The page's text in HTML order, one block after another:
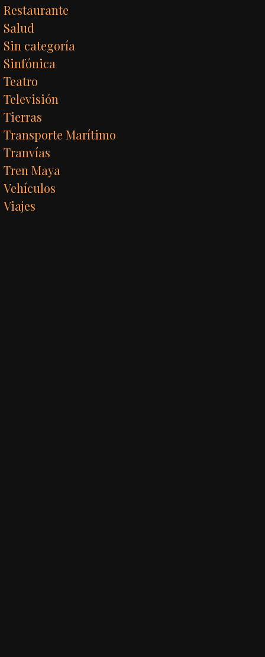
Restaurante
Salud
Sin categoría
Sinfónica
Teatro
Televisión
Tierras
Transporte Marítimo
Tranvías
Tren Maya
Vehículos
Viajes